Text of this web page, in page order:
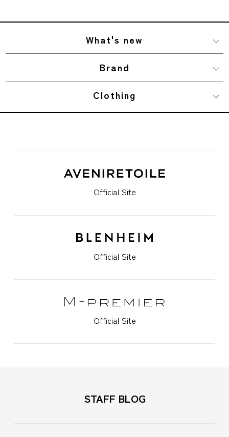
What's new
Brand
Clothing
Official Site
Official Site
Official Site
STAFF BLOG